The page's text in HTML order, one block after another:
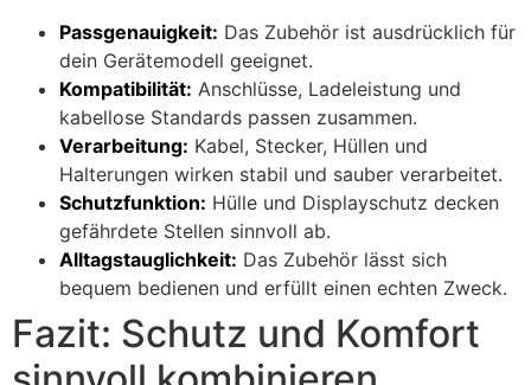
Passgenauigkeit: Das Zubehör ist ausdrücklich für
dein Gerätemodell geeignet.
Kompatibilität: Anschlüsse, Ladeleistung und
kabellose Standards passen zusammen.
Verarbeitung: Kabel, Stecker, Hüllen und
Halterungen wirken stabil und sauber verarbeitet.
Schutzfunktion: Hülle und Displayschutz decken
gefährdete Stellen sinnvoll ab.
Alltagstauglichkeit: Das Zubehör lässt sich
bequem bedienen und erfüllt einen echten Zweck.
Fazit: Schutz und Komfort